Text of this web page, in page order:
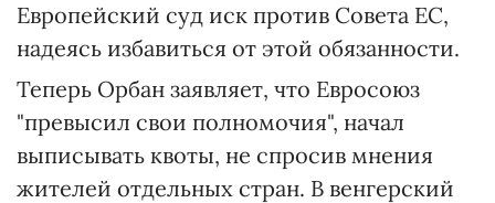
Европейский суд иск против Совета ЕС,
надеясь избавиться от этой обязанности.
Теперь Орбан заявляет, что Евросоюз
"превысил свои полномочия", начал
выписывать квоты, не спросив мнения
жителей отдельных стран. В венгерский